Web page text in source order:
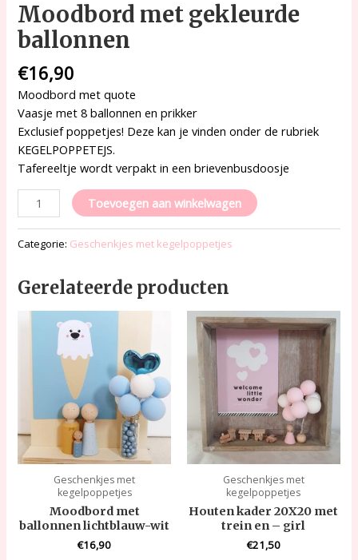
Moodbord met gekleurde
ballonnen
€16,90
Moodbord met quote
Vaasje met 8 ballonnen en prikker
Exclusief poppetjes! Deze kan je vinden onder de rubriek
KEGELPOPPETEJS.
Tafereeltje wordt verpakt in een brievenbusdoosje
Toevoegen aan winkelwagen
Categorie: Geschenkjes met kegelpoppetjes
Gerelateerde producten
Geschenkjes met
kegelpoppetjes
Moodbord met
ballonnen lichtblauw-wit
€16,90
Geschenkjes met
kegelpoppetjes
Houten kader 20X20 met
trein en – girl
€21,50